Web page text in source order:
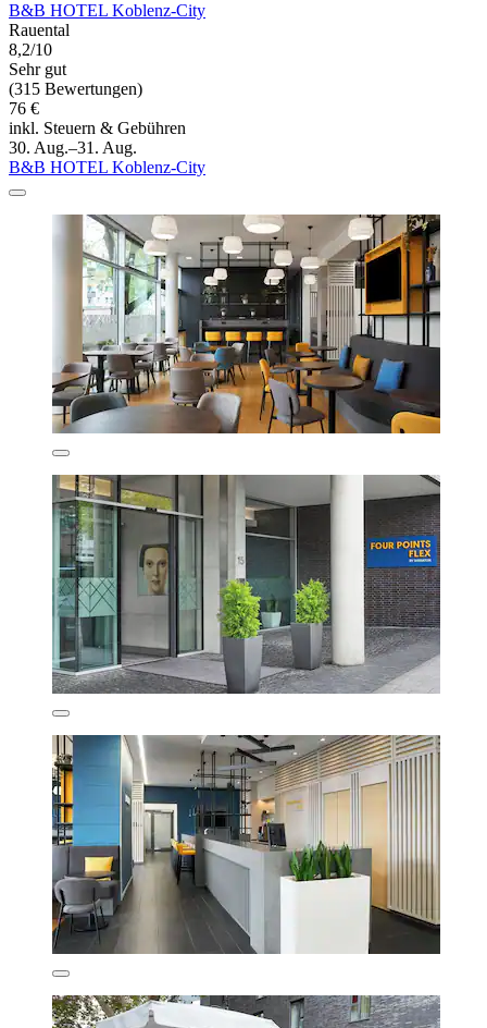
B&B HOTEL Koblenz-City
Rauental
8,2/10
Sehr gut
(315 Bewertungen)
76 €
inkl. Steuern & Gebühren
30. Aug.–31. Aug.
B&B HOTEL Koblenz-City